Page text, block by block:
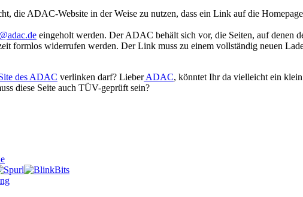
die ADAC-Website in der Weise zu nutzen, dass ein Link auf die
eingeholt werden. Der ADAC behält sich vor, die Seiten, auf denen
formlos widerrufen werden. Der Link muss zu einem vollständig neuen
des ADAC verlinken darf? LieberADAC, könntet Ihr da vielleicht ein
diese Seite auch TÜV-geprüft sein?